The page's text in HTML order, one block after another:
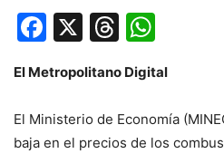
Facebook
X Threads
El Metropolitano Digital
El Ministerio de Economía
baja en el precios de los